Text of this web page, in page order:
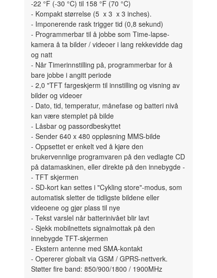
-22 °F (-30 °C) til 158 °F (70 °C)
- Kompakt størrelse (5  x 3  x 3 inches).
- Imponerende rask trigger tid (0,8 sekund)
- Programmerbar til å jobbe som Time-lapse-
kamera å ta bilder / videoer i lang rekkevidde dag
og natt
- Når Timerinnstilling på, programmerbar for å
bare jobbe i angitt periode
- 2,0 "TFT fargeskjerm til innstilling og visning av
bilder og videoer
- Dato, tid, temperatur, månefase og batteri nivå
kan være stemplet på bilde
- Låsbar og passordbeskyttet
- Sender 640 x 480 oppløsning MMS-bilde
- Oppsettet er enkelt ved å kjøre den
brukervennlige programvaren på den vedlagte CD
på datamaskinen, eller direkte på den innebygde -
- TFT skjermen
- SD-kort kan settes i "Cykling store"-modus, som
automatisk sletter de tidligste bildene eller
videoene og gjør plass til nye
- Tekst varslel når batterinivået blir lavt
- Sjekk mobilnettets signalmottak på den
innebygde TFT-skjermen
- Ekstern antenne med SMA-kontakt
- Opererer globalt via GSM / GPRS-nettverk.
Støtter fire band: 850/900/1800 / 1900MHz